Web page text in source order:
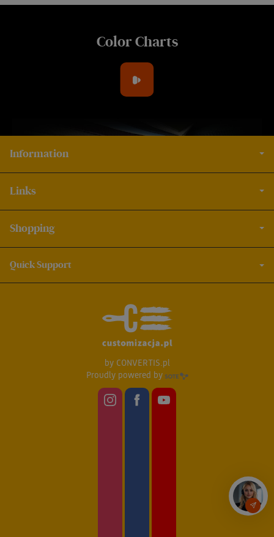
Color Charts
Information
Links
Shopping
Quick Support
by CONVERTIS.pl
Proudly powered by